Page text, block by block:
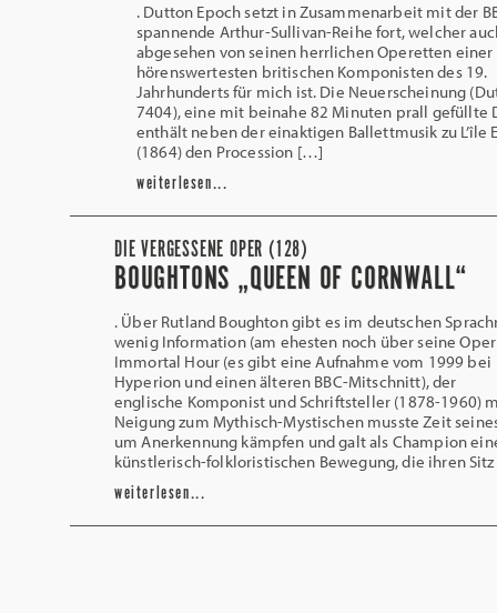
. Dutton Epoch setzt in Zusammenarbeit mit der
spannende Arthur-Sullivan-Reihe fort, welcher
abgesehen von seinen herrlichen Operetten einer
hörenswertesten britischen Komponisten des 19.
Jahrhunderts für mich ist. Die Neuerscheinung
7404), eine mit beinahe 82 Minuten prall gefüllte
enthält neben der einaktigen Ballettmusik zu L’île
(1864) den Procession […]
weiterlesen...
DIE VERGESSENE OPER (128)
BOUGHTONS „QUEEN OF CORNWALL“
. Über Rutland Boughton gibt es im deutschen
wenig Information (am ehesten noch über seine Oper
Immortal Hour (es gibt eine Aufnahme vom 1999 bei
Hyperion und einen älteren BBC-Mitschnitt), der
englische Komponist und Schriftsteller (1878-1960)
Neigung zum Mythisch-Mystischen musste Zeit
um Anerkennung kämpfen und galt als Champion
künstlerisch-folkloristischen Bewegung, die ihren
weiterlesen...